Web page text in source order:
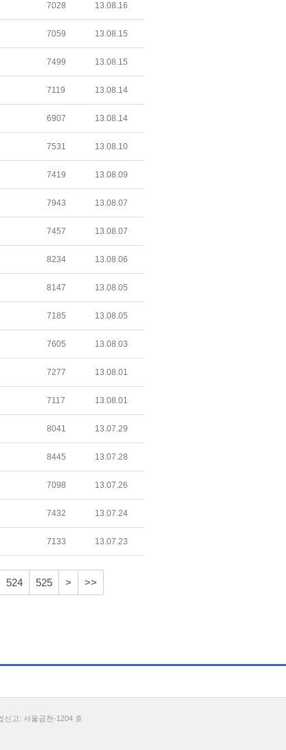
7028 13.08.16
7059 13.08.15
7499 13.08.15
7119 13.08.14
6907 13.08.14
7531 13.08.10
7419 13.08.09
7943 13.08.07
7457 13.08.07
8234 13.08.06
8147 13.08.05
7185 13.08.05
7605 13.08.03
7277 13.08.01
7117 13.08.01
8041 13.07.29
8445 13.07.28
7098 13.07.26
7432 13.07.24
7133 13.07.23
524 525 > >>
신고: 서울금천-1204 호